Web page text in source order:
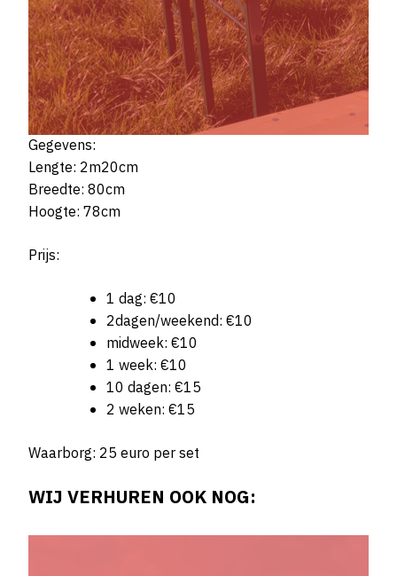
Gegevens:
Lengte: 2m20cm
Breedte: 80cm
Hoogte: 78cm
Prijs:
1 dag: €10
2dagen/weekend: €10
midweek: €10
1 week: €10
10 dagen: €15
2 weken: €15
Waarborg: 25 euro per set
WIJ VERHUREN OOK NOG: